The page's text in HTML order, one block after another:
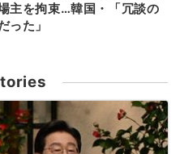
主を拘束…韓国・「冗談の
った」